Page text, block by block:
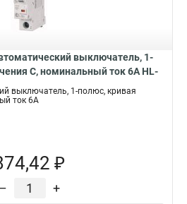
выключатель, 1-
C, номинальный ток 6А HL-
выключатель, 1-полюс, кривая
ток 6А
₽
– +